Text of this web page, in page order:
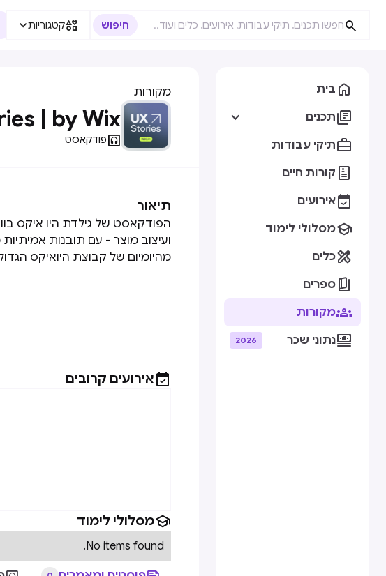

קטגוריות
 בית
תכנים
תיקי עבודות
 קורות חיים
אירועים
מסלולי לימוד
כלים
 ספרים
מקורות
נתוני שכר 2026
מקורות
| by Wix
פודקאסט
תיאור
הפודקאסט של גילדת היו איקס
ועיצוב מוצר - עם תובנות
מהיומיום של קבוצת היואיקס
אירועים קרובים
מסלולי לימוד
No items found.